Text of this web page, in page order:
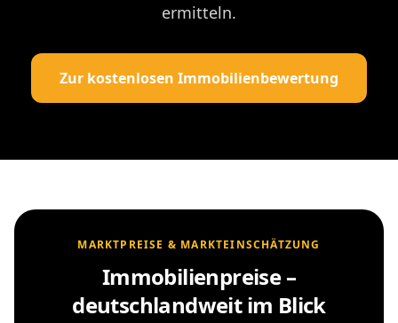
ermitteln.
Zur kostenlosen Immobilienbewertung
MARKTPREISE & MARKTEINSCHÄTZUNG
Immobilienpreise –
deutschlandweit im Blick